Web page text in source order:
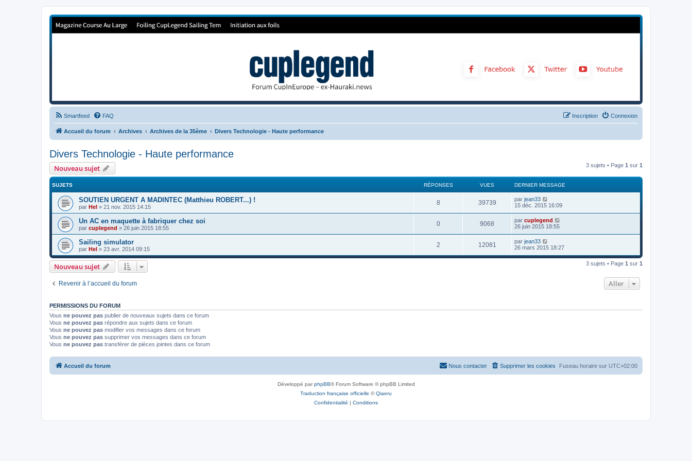
Forum de Cup In Europe
Smartfeed FAQ Connexion
Inscription
Accueil du forum Archives Archives de la 35ème Divers Technologie - Haute performance
Divers Technologie - Haute performance
Nouveau sujet 3 sujets • Page 1 sur 1
SUJETS RÉPONSES VUES DERNIER MESSAGE
SOUTIEN URGENT A MADINTEC (Matthieu ROBERT...) !
par Hel » 21 nov. 2015 14:15
8 39739 par jean33
15 déc. 2015 16:09
Un AC en maquette à fabriquer chez soi
par cuplegend » 26 juin 2015 18:55
0 9068 par cuplegend
26 juin 2015 18:55
Sailing simulator
par Hel » 23 avr. 2014 09:15
2 12081 par jean33
26 mars 2015 18:27
Nouveau sujet 3 sujets • Page 1 sur 1
Revenir à l’accueil du forum Aller
PERMISSIONS DU FORUM
Vous ne pouvez pas publier de nouveaux sujets dans ce forum
Vous ne pouvez pas répondre aux sujets dans ce forum
Vous ne pouvez pas modifier vos messages dans ce forum
Vous ne pouvez pas supprimer vos messages dans ce forum
Vous ne pouvez pas transférer de pièces jointes dans ce forum
Accueil du forum Fuseau horaire sur UTC+02:00
Supprimer les cookies
Nous contacter
Développé parphpBB® Forum Software © phpBB Limited
Traduction française officielle ©Qiaeru
Confidentialité | Conditions